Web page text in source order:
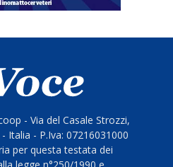
- Via del Casale Strozzi,
Italia - P.Iva: 07216031000
per questa testata dei